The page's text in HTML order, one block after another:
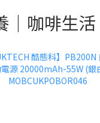
｜咖啡生